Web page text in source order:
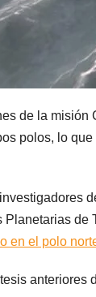
de la
polos, lo
Planetarias de
en el polo
anteriores